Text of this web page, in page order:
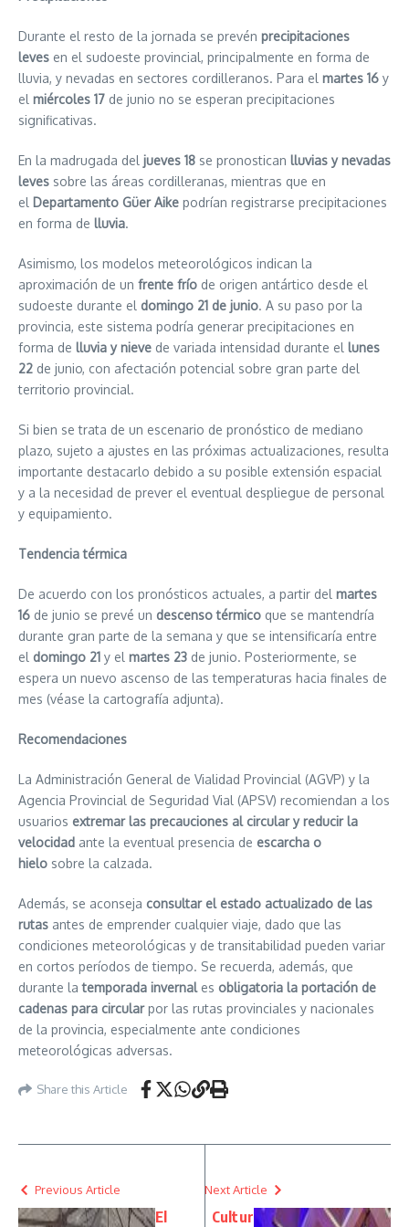
Durante el resto de la jornada se prevén precipitaciones
leves en el sudoeste provincial, principalmente en forma de
lluvia, y nevadas en sectores cordilleranos. Para el martes 16 y
el miércoles 17 de junio no se esperan precipitaciones
significativas.
En la madrugada del jueves 18 se pronostican lluvias y nevadas
leves sobre las áreas cordilleranas, mientras que en
el Departamento Güer Aike podrían registrarse precipitaciones
en forma de lluvia.
Asimismo, los modelos meteorológicos indican la
aproximación de un frente frío de origen antártico desde el
sudoeste durante el domingo 21 de junio. A su paso por la
provincia, este sistema podría generar precipitaciones en
forma de lluvia y nieve de variada intensidad durante el lunes
22 de junio, con afectación potencial sobre gran parte del
territorio provincial.
Si bien se trata de un escenario de pronóstico de mediano
plazo, sujeto a ajustes en las próximas actualizaciones, resulta
importante destacarlo debido a su posible extensión espacial
y a la necesidad de prever el eventual despliegue de personal
y equipamiento.
Tendencia térmica
De acuerdo con los pronósticos actuales, a partir del martes
16 de junio se prevé un descenso térmico que se mantendría
durante gran parte de la semana y que se intensificaría entre
el domingo 21 y el martes 23 de junio. Posteriormente, se
espera un nuevo ascenso de las temperaturas hacia finales de
mes (véase la cartografía adjunta).
Recomendaciones
La Administración General de Vialidad Provincial (AGVP) y la
Agencia Provincial de Seguridad Vial (APSV) recomiendan a los
usuarios extremar las precauciones al circular y reducir la
velocidad ante la eventual presencia de escarcha o
hielo sobre la calzada.
Además, se aconseja consultar el estado actualizado de las
rutas antes de emprender cualquier viaje, dado que las
condiciones meteorológicas y de transitabilidad pueden variar
en cortos períodos de tiempo. Se recuerda, además, que
durante latemporada invernal es obligatoria la portación de
cadenas para circularpor las rutas provinciales y nacionales
de la provincia, especialmente ante condiciones
meteorológicas adversas.
Share this Article
Previous Article
El
Next Article
Cultur